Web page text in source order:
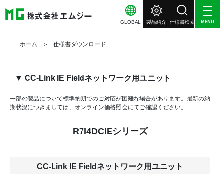
GLOBAL 製品紹介 仕様書検索 MENU
ホーム 仕様書ダウンロード
▼ CC-Link IE Fieldネットワーク用ユニット
一部の製品について標準納期でのご対応が困難な場合があります。 最新の納
期状況につきましては、 オンライン価格照会にてご確認ください。
R7I4DCIEシリーズ
CC-Link IE Fieldネットワーク用ユニット